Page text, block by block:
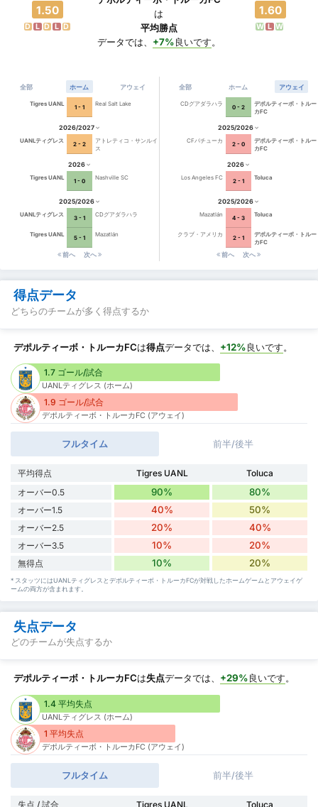
1.50
D L D L D
は
平均勝点
データでは、 +7%良いです。
1.60
W L W
全部 ホーム アウェイ
Tigres UANL
1 - 1
Real Salt Lake
2026/2027
UANLティグレス
2 - 2
アトレティコ・サンルイ
ス
2026
Tigres UANL
1 - 0
Nashville SC
2025/2026
UANLティグレス
3 - 1
CDグアダラハラ
Tigres UANL
5 - 1
Mazatlán
前へ 次へ
全部 ホーム アウェイ
CDグアダラハラ
0 - 2
デポルティーボ・トルー
カFC
2025/2026
CFパチューカ
2 - 0
デポルティーボ・トルー
カFC
2026
Los Angeles FC
2 - 1
Toluca
2025/2026
Mazatlán
4 - 3
Toluca
クラブ・アメリカ
2 - 1
デポルティーボ・トルー
カFC
前へ 次へ
得点データ
どちらのチームが多く得点するか
デポルティーボ・トルーカFCは得点データでは、 +12%良いです。
1.7 ゴール/試合
UANLティグレス (ホーム)
1.9 ゴール/試合
デポルティーボ・トルーカFC (アウェイ)
フルタイム 前半/後半
平均得点 Tigres UANL
Toluca
オーバー0.5
90% 80%
オーバー1.5 40% 50%
オーバー2.5 20% 40%
オーバー3.5 10% 20%
無得点 10% 20%
* スタッツにはUANLティグレスとデポルティーボ・トルーカFCが対戦したホームゲームとアウェイゲ
ームの両方が含まれます。
失点データ
どのチームが失点するか
デポルティーボ・トルーカFCは失点データでは、 +29%良いです。
1.4 平均失点
UANLティグレス (ホーム)
1 平均失点
デポルティーボ・トルーカFC (アウェイ)
フルタイム 前半/後半
失点 / 試合 Tigres UANL Toluca